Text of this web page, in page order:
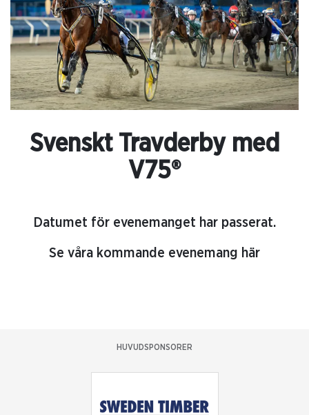
Svenskt Travderby med
V75®
Datumet för evenemanget har passerat.
Se våra kommande evenemang här
HUVUDSPONSORER